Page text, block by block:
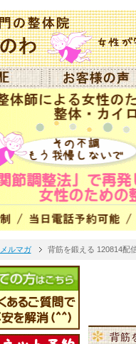
メルマガ 背筋を鍛える 120814配
背筋